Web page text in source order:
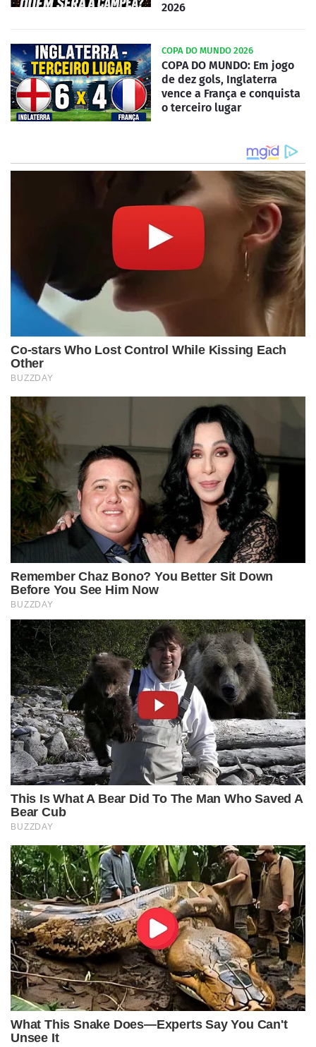
2026
COPA DO MUNDO 2026
COPA DO MUNDO: Em jogo
de dez gols, Inglaterra
vence a França e conquista
o terceiro lugar